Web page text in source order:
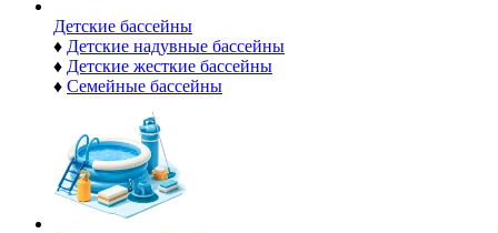
Детские бассейны
♦ Детские надувные бассейны
♦ Детские жесткие бассейны
♦ Семейные бассейны